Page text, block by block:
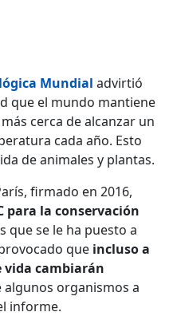
Mundial advirtió
que el mundo mantiene
cerca de alcanzar un
cada año. Esto
de animales y plantas.
firmado en 2016,
para la conservación
que se le ha puesto a
que incluso a
vida cambiarán
organismos a
informe.